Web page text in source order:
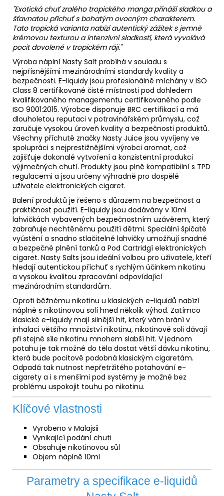
"Exotická chuť zralého tropického manga přináší sladkou a
šťavnatou příchuť s bohatým ovocným charakterem.
Tato tropická varianta nabízí autentický zážitek s jemně
krémovou texturou a intenzivní sladkostí, která vyvolává
pocit dovolené v tropickém ráji."
Výroba náplní Nasty Salt probíhá v souladu s
nejpřísnějšími mezinárodními standardy kvality a
bezpečnosti. E-liquidy jsou profesionálně míchány v ISO
Class 8 certifikované čisté místnosti pod dohledem
kvalifikovaného managementu certifikovaného podle
ISO 9001:2015. Výrobce disponuje BRC certifikací a má
dlouholetou reputaci v potravinářském průmyslu, což
zaručuje vysokou úroveň kvality a bezpečnosti produktů.
Všechny příchutě značky Nasty Juice jsou vyvíjeny ve
spolupráci s nejprestižnějšími výrobci aromat, což
zajišťuje dokonalé vytvoření a konzistentní produkci
výjimečných chutí. Produkty jsou plně kompatibilní s TPD
regulacemi a jsou určeny výhradně pro dospělé
uživatele elektronických cigaret.
Balení produktů je řešeno s důrazem na bezpečnost a
praktičnost použití. E-liquidy jsou dodávány v 10ml
lahvičkách vybavených bezpečnostním uzávěrem, který
zabraňuje nechtěnému použití dětmi. Speciální špičaté
vyústění a snadno stlačitelné lahvičky umožňují snadné
a bezpečné plnění tanků a Pod Cartridgí elektronických
cigaret. Nasty Salts jsou ideální volbou pro uživatele, kteří
hledají autentickou příchuť s rychlým účinkem nikotinu
a vysokou kvalitou zpracování odpovídající
mezinárodním standardům.
Oproti běžnému nikotinu u klasických e-liquidů nabízí
náplně s nikotinovou solí hned několik výhod. Zatímco
klasické e-liquidy mají silnější hit, který vám brání v
inhalaci většího množství nikotinu, nikotinové soli dávají
při stejné síle nikotinu mnohem slabší hit. V jednom
potahu je tak možné do těla dostat větší dávku nikotinu,
která bude pocitově podobná klasickým cigaretám.
Odpadá tak nutnost nepřetržitého potahování e-
cigarety a i s menšími pod systémy je možné bez
problému uspokojit touhu po nikotinu.
Klíčové vlastnosti
Vyrobeno v Malajsii
Vynikající podání chuti
Obsahuje nikotinovou sůl
Objem náplně 10ml
Parametry a specifikace e-liquidů